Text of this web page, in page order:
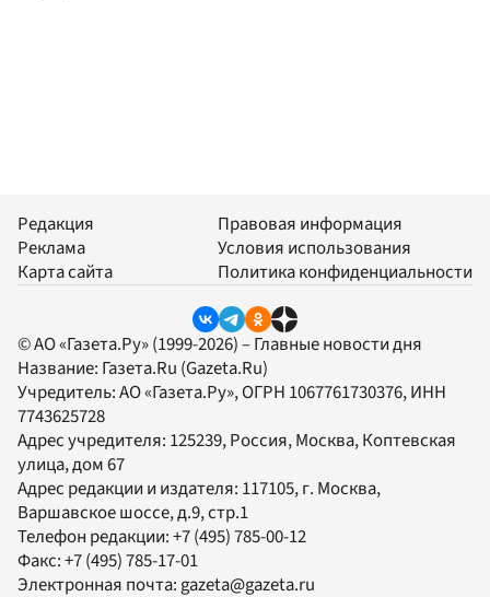
Редакция
Реклама
Карта сайта
Правовая информация
Условия использования
Политика конфиденциальности
© АО «Газета.Ру» (1999-2026) – Главные новости дня
Название: Газета.Ru (Gazeta.Ru)
Учредитель:АО «Газета.Ру», ОГРН 1067761730376, ИНН
7743625728
Адрес учредителя: 125239, Россия, Москва, Коптевская
улица, дом 67
Адрес редакции и издателя: 117105, г. Москва,
Варшавское шоссе, д.9, стр.1
Телефон редакции:+7 (495) 785-00-12
Факс:+7 (495) 785-17-01
Электронная почта:gazeta@gazeta.ru